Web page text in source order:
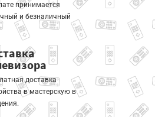
принимается
и безналичный
доставка
в мастерскую в